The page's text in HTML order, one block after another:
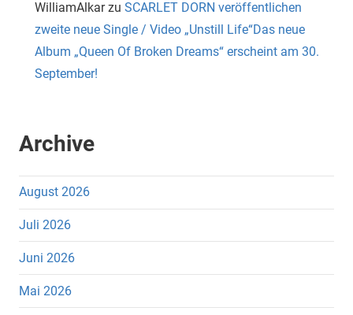
WilliamAlkarzu SCARLET DORN veröffentlichen
zweite neue Single / Video „Unstill Life“Das neue
Album „Queen Of Broken Dreams“ erscheint am 30.
September!
Archive
August 2026
Juli 2026
Juni 2026
Mai 2026